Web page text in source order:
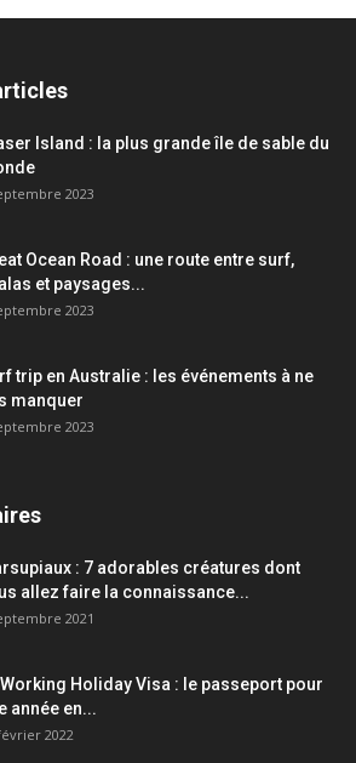
Island : la plus grande île de sable du
2023
Ocean Road : une route entre surf,
et paysages...
2023
trip en Australie : les événements à ne
manquer
2023
: 7 adorables créatures dont
allez faire la connaissance...
2021
Working Holiday Visa : le passeport pour
année en...
2022